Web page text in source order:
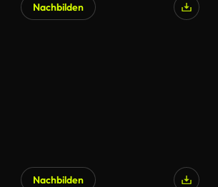
Nachbilden
Nachbilden